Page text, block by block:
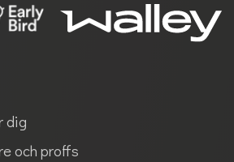
dig
och proffs